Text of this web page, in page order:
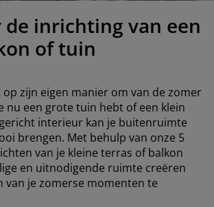
de inrichting van een
of tuin
zijn eigen manier om van de zomer
nu een grote tuin hebt of een klein
interieur kan je buitenruimte
brengen. Met behulp van onze 5
van je kleine terras of balkon
en uitnodigende ruimte creëren
van je zomerse momenten te